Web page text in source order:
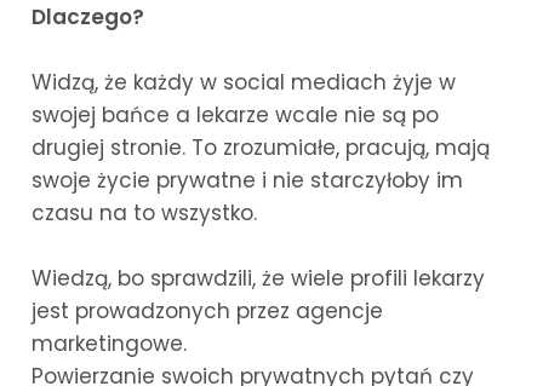
Dlaczego?
Widzą, że każdy w social mediach żyje w
swojej bańce a lekarze wcale nie są po
drugiej stronie. To zrozumiałe, pracują, mają
swoje życie prywatne i nie starczyłoby im
czasu na to wszystko.
Wiedzą, bo sprawdzili, że wiele profili lekarzy
jest prowadzonych przez agencje
marketingowe.
Powierzanie swoich prywatnych pytań czy